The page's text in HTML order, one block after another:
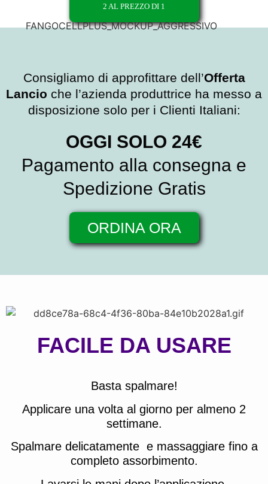
2 AL PREZZO DI 1
Consigliamo di approfittare dell’Offerta
Lancio che l’azienda produttrice ha messo a
disposizione solo per i Clienti Italiani:
OGGI SOLO 24€
Pagamento alla consegna e
Spedizione Gratis
ORDINA ORA
FACILE DA USARE
Basta spalmare!
Applicare una volta al giorno per almeno 2
settimane.
Spalmare delicatamente e massaggiare fino a
completo assorbimento.